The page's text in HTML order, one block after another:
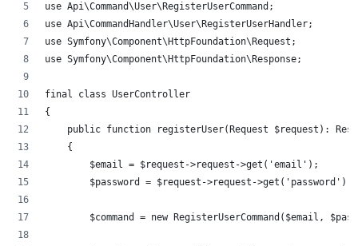
use Api\Command\User\RegisterUserCommand;
use Api\CommandHandler\User\RegisterUserHandler;
use Symfony\Component\HttpFoundation\Request;
use Symfony\Component\HttpFoundation\Response;
final class UserController
{
public function registerUser(Request $request):
    {
        $email = $request->request->get('email');
        $password = $request->request->get('password');
$command = new RegisterUserCommand($email,